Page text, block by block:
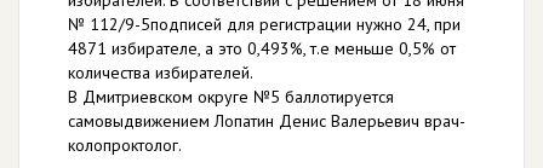
№ 112/9-5подписей для регистрации нужно 24, при
4871 избирателе, а это 0,493%, т.е меньше 0,5% от
количества избирателей.
В Дмитриевском округе №5 баллотируется
самовыдвижением Лопатин Денис Валерьевич врач-
колопроктолог.